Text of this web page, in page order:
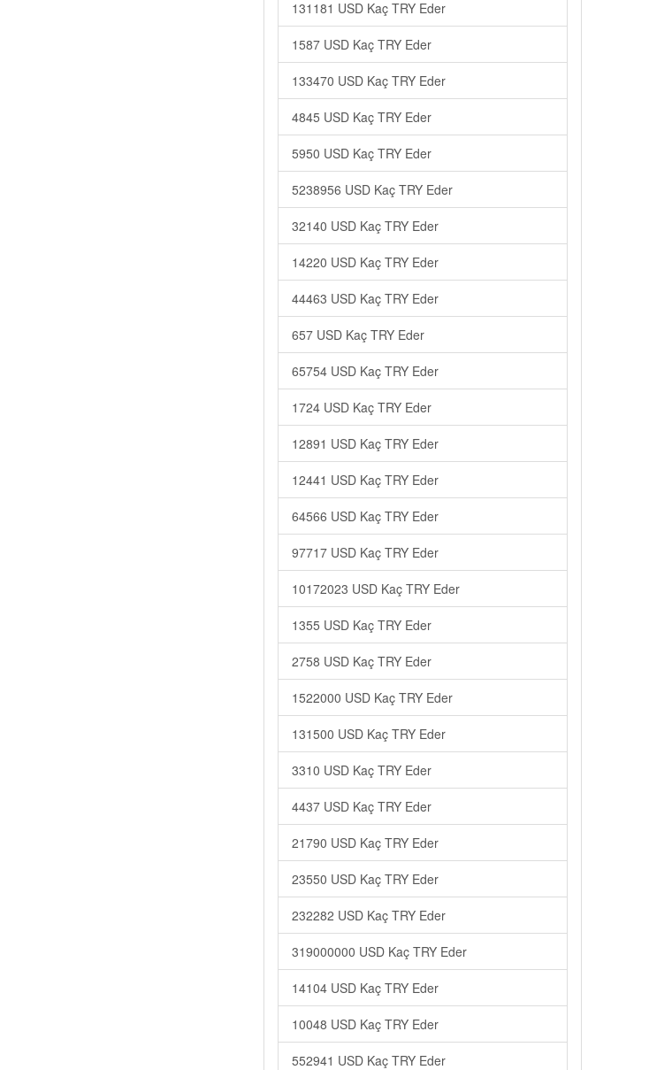
131181 USD Kaç TRY Eder
1587 USD Kaç TRY Eder
133470 USD Kaç TRY Eder
4845 USD Kaç TRY Eder
5950 USD Kaç TRY Eder
5238956 USD Kaç TRY Eder
32140 USD Kaç TRY Eder
14220 USD Kaç TRY Eder
44463 USD Kaç TRY Eder
657 USD Kaç TRY Eder
65754 USD Kaç TRY Eder
1724 USD Kaç TRY Eder
12891 USD Kaç TRY Eder
12441 USD Kaç TRY Eder
64566 USD Kaç TRY Eder
97717 USD Kaç TRY Eder
10172023 USD Kaç TRY Eder
1355 USD Kaç TRY Eder
2758 USD Kaç TRY Eder
1522000 USD Kaç TRY Eder
131500 USD Kaç TRY Eder
3310 USD Kaç TRY Eder
4437 USD Kaç TRY Eder
21790 USD Kaç TRY Eder
23550 USD Kaç TRY Eder
232282 USD Kaç TRY Eder
319000000 USD Kaç TRY Eder
14104 USD Kaç TRY Eder
10048 USD Kaç TRY Eder
552941 USD Kaç TRY Eder